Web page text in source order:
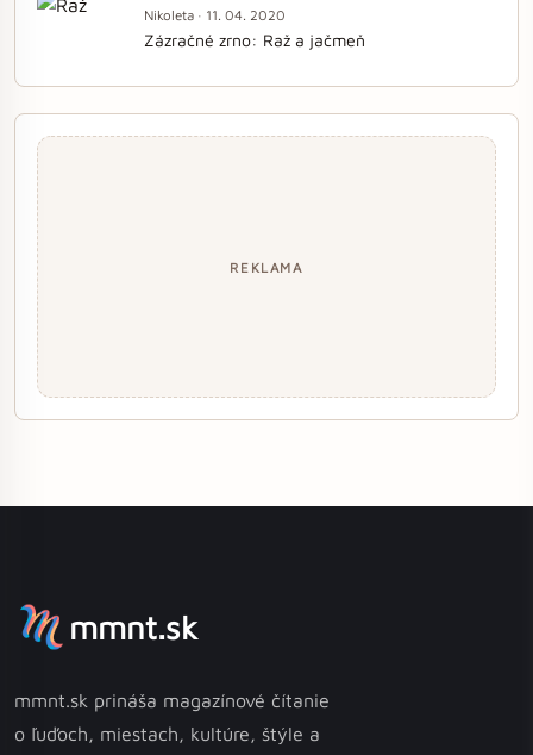
Nikoleta · 11. 04. 2020
Zázračné zrno: Raž a jačmeň
REKLAMA
mmnt.sk
mmnt.sk prináša magazínové čítanie
o ľuďoch, miestach, kultúre, štýle a